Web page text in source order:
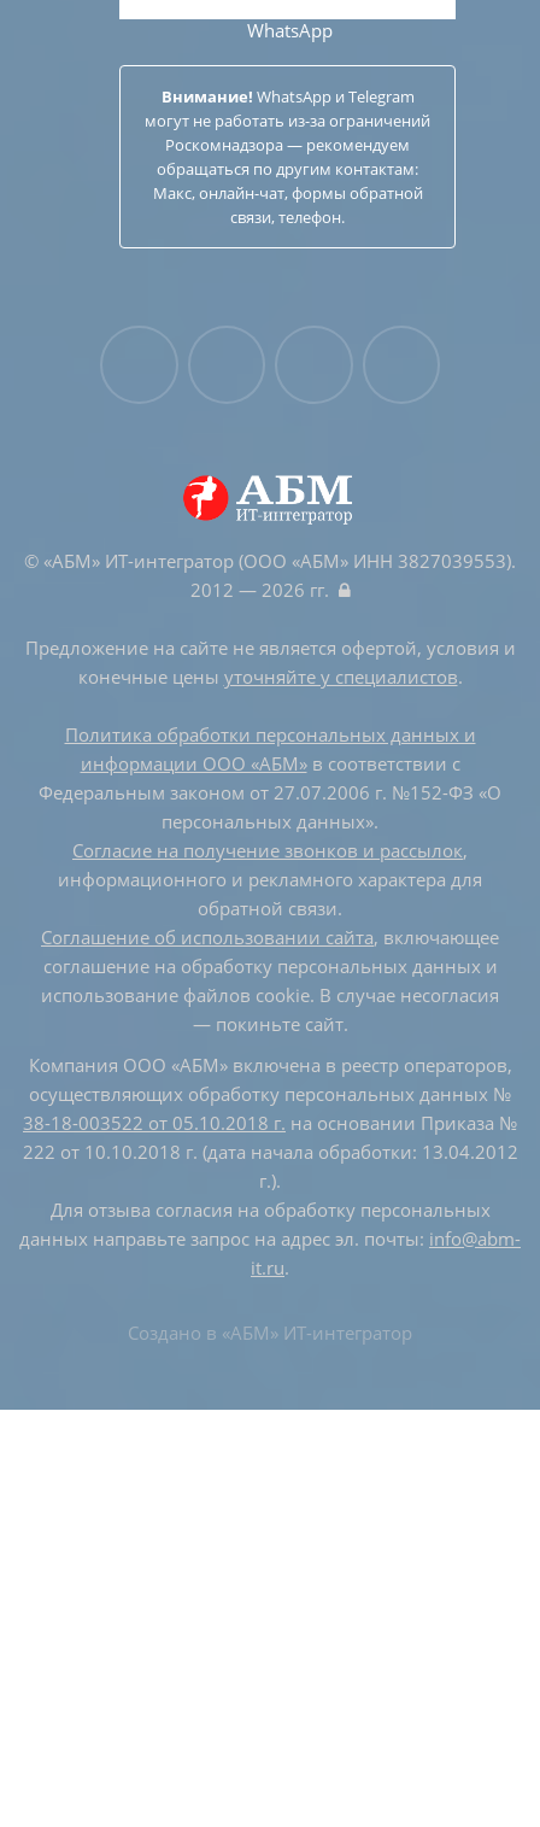
WhatsApp
Внимание! WhatsApp и Telegram
могут не работать из-за ограничений
Роскомнадзора — рекомендуем
обращаться по другим контактам:
Макс, онлайн-чат, формы обратной
связи, телефон.
© «АБМ» ИТ-интегратор (ООО «АБМ» ИНН 3827039553).
2012 — 2026 гг.
Предложение на сайте не является офертой, условия и
конечные цены уточняйте у специалистов.
Политика обработки персональных данных и
информации ООО «АБМ»в соответствии с
Федеральным законом от 27.07.2006 г. №152-ФЗ «О
персональных данных».
Согласие на получение звонков и рассылок,
информационного и рекламного характера для
обратной связи.
Соглашение об использовании сайта, включающее
соглашение на обработку персональных данных и
использование файлов cookie. В случае несогласия
— покиньте сайт.
Компания ООО «АБМ» включена в реестр операторов,
осуществляющих обработку персональных данных №
38-18-003522 от 05.10.2018 г. на основании Приказа №
222 от 10.10.2018 г. (дата начала обработки: 13.04.2012
г.).
Для отзыва согласия на обработку персональных
данных направьте запрос на адрес эл. почты: info@abm-
it.ru.
Создано в «АБМ» ИТ-интегратор